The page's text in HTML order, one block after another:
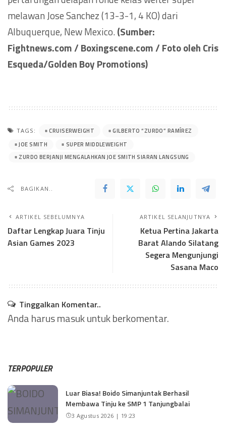
melawan Jose Sanchez (13-3-1, 4 KO) dari
Albuquerque, New Mexico.(Sumber:
Fightnews.com / Boxingscene.com / Foto oleh Cris
Esqueda/Golden Boy Promotions)
TAGS: CRUISERWEIGHT
GILBERTO “ZURDO” RAMÍREZ
JOE SMITH
SUPER MIDDLEWEIGHT
ZURDO BERJANJI MENGALAHKAN JOE SMITH SIARAN LANGSUNG
BAGIKAN..
ARTIKEL SEBELUMNYA
Daftar Lengkap Juara Tinju
Asian Games 2023
ARTIKEL SELANJUTNYA
Ketua Pertina Jakarta
Barat Alando Silatang
Segera Mengunjungi
Sasana Maco
Tinggalkan Komentar..
Anda harusmasukuntuk berkomentar.
TERPOPULER
Luar Biasa! Boido Simanjuntak Berhasil
Membawa Tinju ke SMP 1 Tanjungbalai
3 Agustus 2026 | 19:23